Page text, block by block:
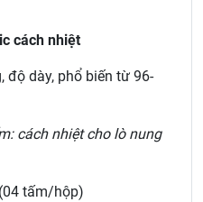
cách nhiệt
độ dày, phổ biến từ 96-
cách nhiệt cho lò nung
tấm/hộp)